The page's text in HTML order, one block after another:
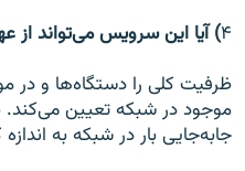
۴) آیا این سرویس می‌تواند از
ظرفیت کلی را دستگاه‌ها و در
موجود در شبکه تعیین می‌کند.
جابه‌جایی بار در شبکه به